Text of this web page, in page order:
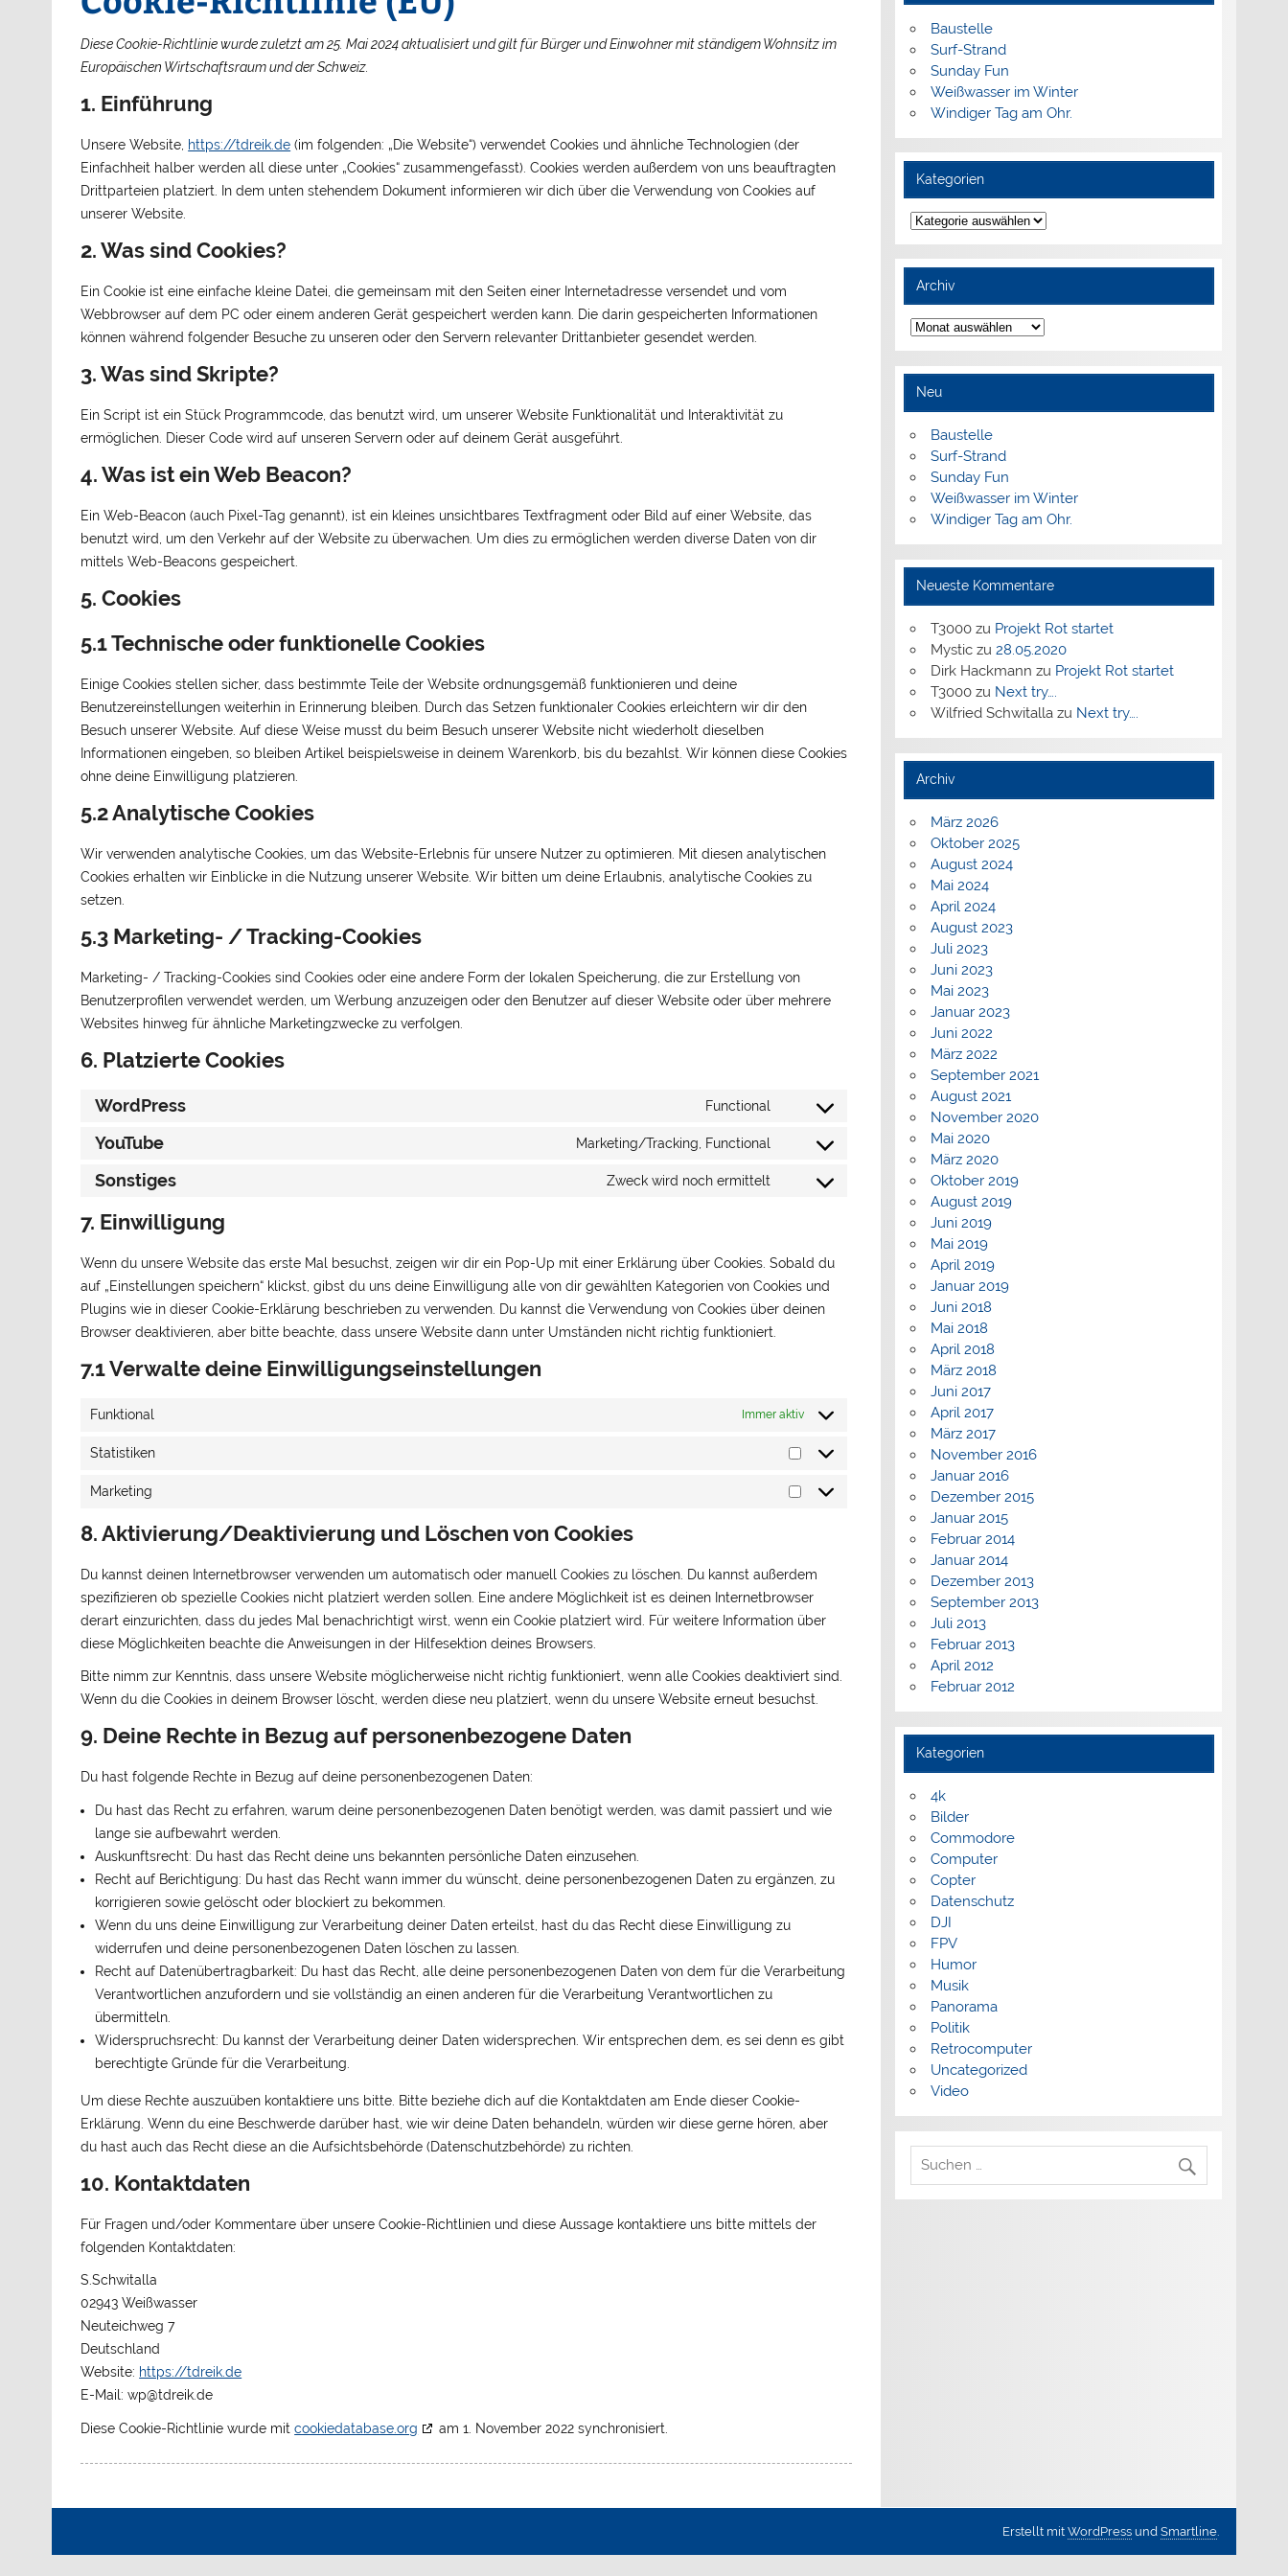
Diese Cookie-Richtlinie wurde zuletzt am 25. Mai 2024 aktualisiert und gilt für Bürger und Einwohner mit ständigem Wohnsitz im
Europäischen Wirtschaftsraum und der Schweiz.
1. Einführung
Unsere Website, https://tdreik.de (im folgenden: „Die Website“) verwendet Cookies und ähnliche Technologien (der
Einfachheit halber werden all diese unter „Cookies“ zusammengefasst). Cookies werden außerdem von uns beauftragten
Drittparteien platziert. In dem unten stehendem Dokument informieren wir dich über die Verwendung von Cookies auf
unserer Website.
2. Was sind Cookies?
Ein Cookie ist eine einfache kleine Datei, die gemeinsam mit den Seiten einer Internetadresse versendet und vom
Webbrowser auf dem PC oder einem anderen Gerät gespeichert werden kann. Die darin gespeicherten Informationen
können während folgender Besuche zu unseren oder den Servern relevanter Drittanbieter gesendet werden.
3. Was sind Skripte?
Ein Script ist ein Stück Programmcode, das benutzt wird, um unserer Website Funktionalität und Interaktivität zu
ermöglichen. Dieser Code wird auf unseren Servern oder auf deinem Gerät ausgeführt.
4. Was ist ein Web Beacon?
Ein Web-Beacon (auch Pixel-Tag genannt), ist ein kleines unsichtbares Textfragment oder Bild auf einer Website, das
benutzt wird, um den Verkehr auf der Website zu überwachen. Um dies zu ermöglichen werden diverse Daten von dir
mittels Web-Beacons gespeichert.
5. Cookies
5.1 Technische oder funktionelle Cookies
Einige Cookies stellen sicher, dass bestimmte Teile der Website ordnungsgemäß funktionieren und deine
Benutzereinstellungen weiterhin in Erinnerung bleiben. Durch das Setzen funktionaler Cookies erleichtern wir dir den
Besuch unserer Website. Auf diese Weise musst du beim Besuch unserer Website nicht wiederholt dieselben
Informationen eingeben, so bleiben Artikel beispielsweise in deinem Warenkorb, bis du bezahlst. Wir können diese Cookies
ohne deine Einwilligung platzieren.
5.2 Analytische Cookies
Wir verwenden analytische Cookies, um das Website-Erlebnis für unsere Nutzer zu optimieren. Mit diesen analytischen
Cookies erhalten wir Einblicke in die Nutzung unserer Website. Wir bitten um deine Erlaubnis, analytische Cookies zu
setzen.
5.3 Marketing- / Tracking-Cookies
Marketing- / Tracking-Cookies sind Cookies oder eine andere Form der lokalen Speicherung, die zur Erstellung von
Benutzerprofilen verwendet werden, um Werbung anzuzeigen oder den Benutzer auf dieser Website oder über mehrere
Websites hinweg für ähnliche Marketingzwecke zu verfolgen.
6. Platzierte Cookies
WordPress Functional
Consent
wordpress
YouTube Marketing/Tracking, Functional
Consent
Sonstiges Zweck wird noch ermittelt
Consent
sonstiges
7. Einwilligung
Wenn du unsere Website das erste Mal besuchst, zeigen wir dir ein Pop-Up mit einer Erklärung über Cookies. Sobald du
auf „Einstellungen speichern“ klickst, gibst du uns deine Einwilligung alle von dir gewählten Kategorien von Cookies und
Plugins wie in dieser Cookie-Erklärung beschrieben zu verwenden. Du kannst die Verwendung von Cookies über deinen
Browser deaktivieren, aber bitte beachte, dass unsere Website dann unter Umständen nicht richtig funktioniert.
7.1 Verwalte deine Einwilligungseinstellungen
Funktional Immer aktiv
Statistiken
Statistiken
Marketing
Marketing
8. Aktivierung/Deaktivierung und Löschen von Cookies
Du kannst deinen Internetbrowser verwenden um automatisch oder manuell Cookies zu löschen. Du kannst außerdem
spezifizieren ob spezielle Cookies nicht platziert werden sollen. Eine andere Möglichkeit ist es deinen Internetbrowser
derart einzurichten, dass du jedes Mal benachrichtigt wirst, wenn ein Cookie platziert wird. Für weitere Information über
diese Möglichkeiten beachte die Anweisungen in der Hilfesektion deines Browsers.
Bitte nimm zur Kenntnis, dass unsere Website möglicherweise nicht richtig funktioniert, wenn alle Cookies deaktiviert sind.
Wenn du die Cookies in deinem Browser löscht, werden diese neu platziert, wenn du unsere Website erneut besuchst.
9. Deine Rechte in Bezug auf personenbezogene Daten
Du hast folgende Rechte in Bezug auf deine personenbezogenen Daten:
Du hast das Recht zu erfahren, warum deine personenbezogenen Daten benötigt werden, was damit passiert und wie
lange sie aufbewahrt werden.
Auskunftsrecht: Du hast das Recht deine uns bekannten persönliche Daten einzusehen.
Recht auf Berichtigung: Du hast das Recht wann immer du wünscht, deine personenbezogenen Daten zu ergänzen, zu
korrigieren sowie gelöscht oder blockiert zu bekommen.
Wenn du uns deine Einwilligung zur Verarbeitung deiner Daten erteilst, hast du das Recht diese Einwilligung zu
widerrufen und deine personenbezogenen Daten löschen zu lassen.
Recht auf Datenübertragbarkeit: Du hast das Recht, alle deine personenbezogenen Daten von dem für die Verarbeitung
Verantwortlichen anzufordern und sie vollständig an einen anderen für die Verarbeitung Verantwortlichen zu
übermitteln.
Widerspruchsrecht: Du kannst der Verarbeitung deiner Daten widersprechen. Wir entsprechen dem, es sei denn es gibt
berechtigte Gründe für die Verarbeitung.
Um diese Rechte auszuüben kontaktiere uns bitte. Bitte beziehe dich auf die Kontaktdaten am Ende dieser Cookie-
Erklärung. Wenn du eine Beschwerde darüber hast, wie wir deine Daten behandeln, würden wir diese gerne hören, aber
du hast auch das Recht diese an die Aufsichtsbehörde (Datenschutzbehörde) zu richten.
10. Kontaktdaten
Für Fragen und/oder Kommentare über unsere Cookie-Richtlinien und diese Aussage kontaktiere uns bitte mittels der
folgenden Kontaktdaten:
S.Schwitalla
02943 Weißwasser
Neuteichweg 7
Deutschland
Website: https://tdreik.de
E-Mail:wp@tdreik.de
Diese Cookie-Richtlinie wurde mitcookiedatabase.org am 1. November 2022 synchronisiert.
Baustelle
Surf-Strand
Sunday Fun
Weißwasser im Winter
Windiger Tag am Ohr.
Kategorien
Kategorien
Archiv
Archiv
Neu
Baustelle
Surf-Strand
Sunday Fun
Weißwasser im Winter
Windiger Tag am Ohr.
Neueste Kommentare
T3000zu Projekt Rot startet
Mysticzu 28.05.2020
Dirk Hackmann zu Projekt Rot startet
T3000zu Next try….
Wilfried Schwitallazu Next try….
Archiv
März 2026
Oktober 2025
August 2024
Mai 2024
April 2024
August 2023
Juli 2023
Juni 2023
Mai 2023
Januar 2023
Juni 2022
März 2022
September 2021
August 2021
November 2020
Mai 2020
März 2020
Oktober 2019
August 2019
Juni 2019
Mai 2019
April 2019
Januar 2019
Juni 2018
Mai 2018
April 2018
März 2018
Juni 2017
April 2017
März 2017
November 2016
Januar 2016
Dezember 2015
Januar 2015
Februar 2014
Januar 2014
Dezember 2013
September 2013
Juli 2013
Februar 2013
April 2012
Februar 2012
Kategorien
4k
Bilder
Commodore
Computer
Copter
Datenschutz
DJI
FPV
Humor
Musik
Panorama
Politik
Retrocomputer
Uncategorized
Video
Erstellt mit WordPress und Smartline